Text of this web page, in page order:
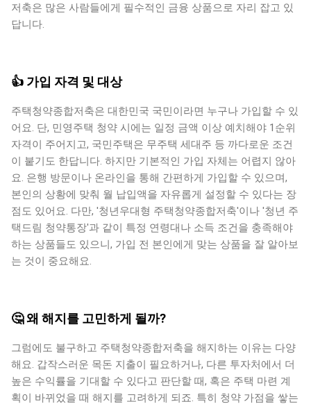
저축은 많은 사람들에게 필수적인 금융 상품으로 자리 잡고 있
답니다.
👍 가입 자격 및 대상
주택청약종합저축은 대한민국 국민이라면 누구나 가입할 수 있
어요. 단, 민영주택 청약 시에는 일정 금액 이상 예치해야 1순위
자격이 주어지고, 국민주택은 무주택 세대주 등 까다로운 조건
이 붙기도 한답니다. 하지만 기본적인 가입 자체는 어렵지 않아
요. 은행 방문이나 온라인을 통해 간편하게 가입할 수 있으며,
본인의 상황에 맞춰 월 납입액을 자유롭게 설정할 수 있다는 장
점도 있어요. 다만, '청년우대형 주택청약종합저축'이나 '청년 주
택드림 청약통장'과 같이 특정 연령대나 소득 조건을 충족해야
하는 상품들도 있으니, 가입 전 본인에게 맞는 상품을 잘 알아보
는 것이 중요해요.
🤔 왜 해지를 고민하게 될까?
그럼에도 불구하고 주택청약종합저축을 해지하는 이유는 다양
해요. 갑작스러운 목돈 지출이 필요하거나, 다른 투자처에서 더
높은 수익률을 기대할 수 있다고 판단할 때, 혹은 주택 마련 계
획이 바뀌었을 때 해지를 고려하게 되죠. 특히 청약 가점을 쌓는